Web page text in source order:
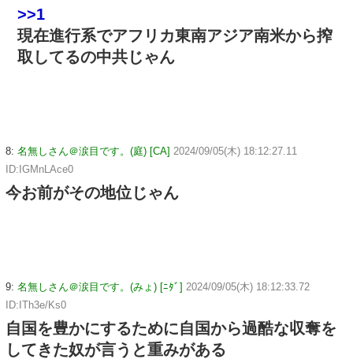
>>1
現在進行系でアフリカ東南アジア南米から搾
取してるの中共じゃん
8: 名無しさん＠涙目です。(庭) [CA] 2024/09/05(木) 18:12:27.11
ID:IGMnLAce0
今お前がその地位じゃん
9: 名無しさん＠涙目です。(みょ) [ﾆﾀﾞ] 2024/09/05(木) 18:12:33.72
ID:ITh3e/Ks0
自国を豊かにするために自国から過酷な収奪を
してきた奴が言うと重みがある